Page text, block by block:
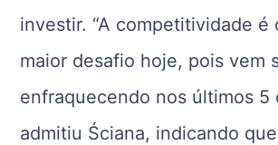
investir. “A competitividade é
maior desafio hoje, pois vem
enfraquecendo nos últimos 5
admitiu Ściana, indicando